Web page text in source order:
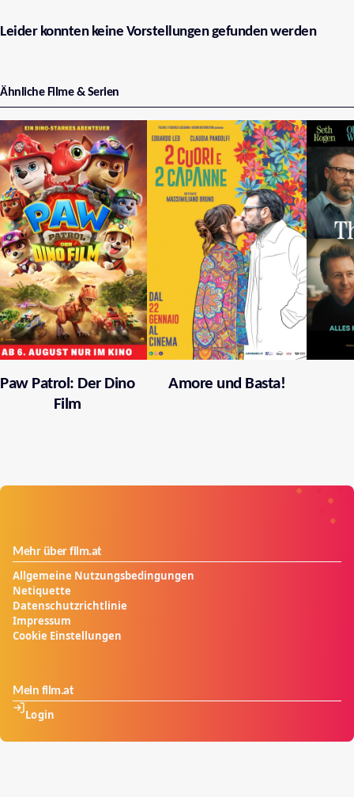
Leider konnten keine Vorstellungen gefunden werden
Ähnliche Filme & Serien
Paw Patrol: Der Dino
Film
Amore und Basta!
Mehr über film.at
Allgemeine Nutzungsbedingungen
Netiquette
Datenschutzrichtlinie
Impressum
Cookie Einstellungen
Mein film.at
Login